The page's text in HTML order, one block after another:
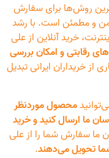
روش‌ها برای سفارش
و مطمئن است. با رشد
خرید آنلاین از علی
رقابتی و امکان بررسی
از خریداران ایرانی تبدیل
محصول موردنظر
ما ارسال کنید و خرید
ما سفارش شما را از علی
تحویل می‌دهند.